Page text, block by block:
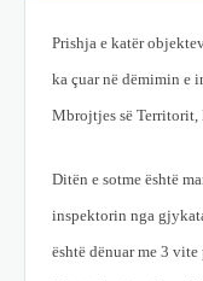
Prishja e katër
ka çuar në dëmimin e
Mbrojtjes së Territorit,
Ditën e sotme është
inspektorin nga
është dënuar me 3